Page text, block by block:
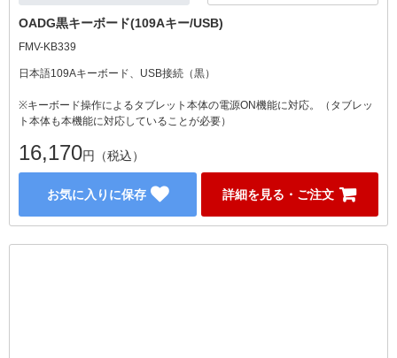
OADG黒キーボード(109Aキー/USB)
FMV-KB339
日本語109Aキーボード、USB接続（黒）
※キーボード操作によるタブレット本体の電源ON機能に対応。（タブレッ
ト本体も本機能に対応していることが必要）
16,170円（税込）
お気に入りに保存 詳細を見る・ご注文